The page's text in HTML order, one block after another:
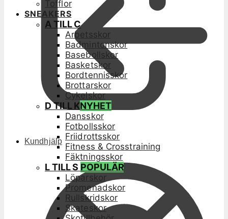
Kundhjälp
Tofflor
SNEAKERS
A TILL C
Arbetsskor
Badmintonskor
Basebollskor
Basketskor
Bordtennisskor
Brottarskor
Cykelskor
D TILL KNYHET
Dansskor
Fotbollsskor
Friidrottsskor
Fitness & Crosstraining
Fäktningsskor
L TILL S POPULÄR
Löparskor
Promenadskor
Rullskridskor
Skateskor